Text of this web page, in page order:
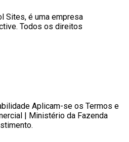
Sites, é uma empresa
Todos os direitos
Aplicam-se os Termos e
| Ministério da Fazenda